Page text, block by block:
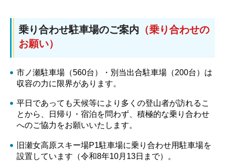
乗り合わせ駐車場のご案内 （乗り合わせの
お願い）
市ノ瀬駐車場（560台）・別当出合駐車場（200台）は
収容の力に限界があります。
平日であっても天候等により多くの登山者が訪れるこ
とから、日帰り・宿泊を問わず、積極的な乗り合わせ
へのご協力をお願いいたします。
旧瀬女高原スキー場P1駐車場に乗り合わせ用駐車場を
設置しています（令和8年10月13日まで）。